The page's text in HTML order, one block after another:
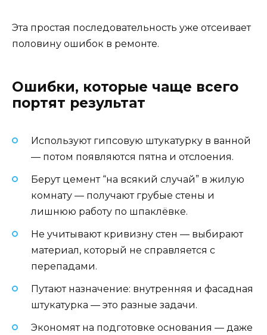
Эта простая последовательность уже отсеивает
половину ошибок в ремонте.
Ошибки, которые чаще всего
портят результат
Используют гипсовую штукатурку в ванной
— потом появляются пятна и отслоения.
Берут цемент “на всякий случай” в жилую
комнату — получают грубые стены и
лишнюю работу по шпаклёвке.
Не учитывают кривизну стен — выбирают
материал, который не справляется с
перепадами.
Путают назначение: внутренняя и фасадная
штукатурка — это разные задачи.
Экономят на подготовке основания — даже